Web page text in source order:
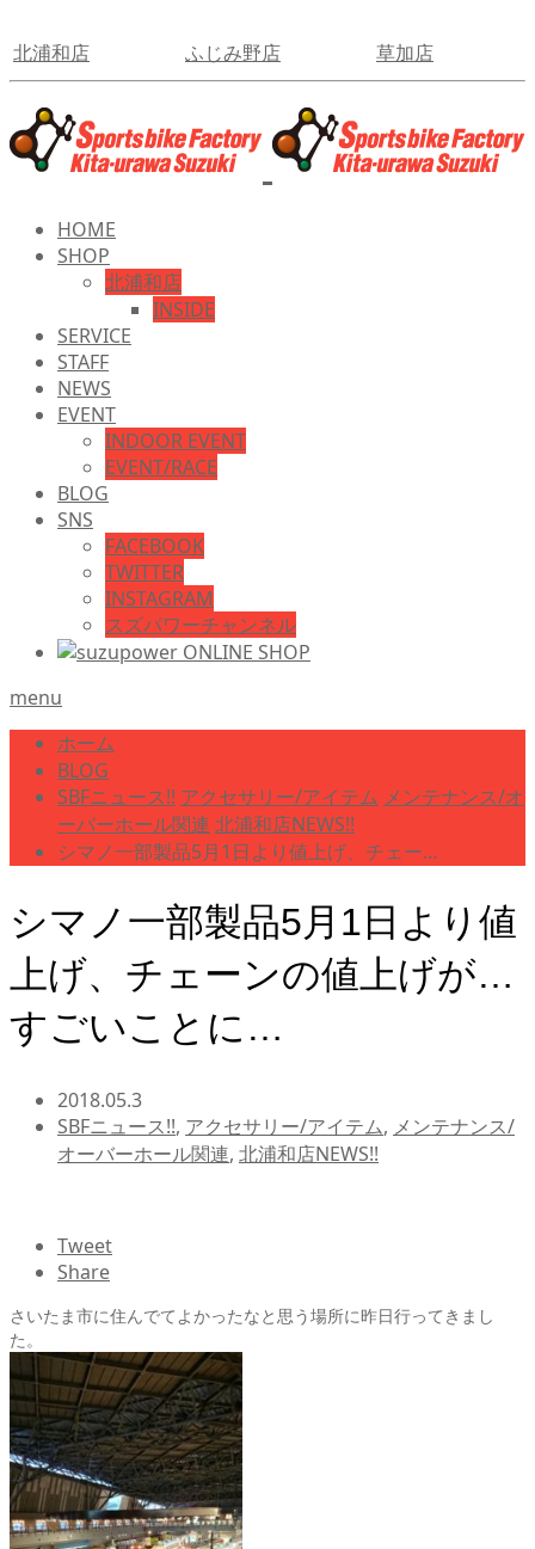
北浦和店 ふじみ野店 草加店
HOME
SHOP
北浦和店
INSIDE
SERVICE
STAFF
NEWS
EVENT
INDOOR EVENT
EVENT/RACE
BLOG
SNS
FACEBOOK
TWITTER
INSTAGRAM
スズパワーチャンネル
menu
ホーム
BLOG
SBFニュース!! アクセサリー/アイテム メンテナンス/オ
ーバーホール関連 北浦和店NEWS!!
シマノ一部製品5月1日より値上げ、チェー…
シマノ一部製品5月1日より値
上げ、チェーンの値上げが…
すごいことに…
2018.05.3
SBFニュース!!, アクセサリー/アイテム, メンテナンス/
オーバーホール関連, 北浦和店NEWS!!
Tweet
Share
さいたま市に住んでてよかったなと思う場所に昨日行ってきまし
た。